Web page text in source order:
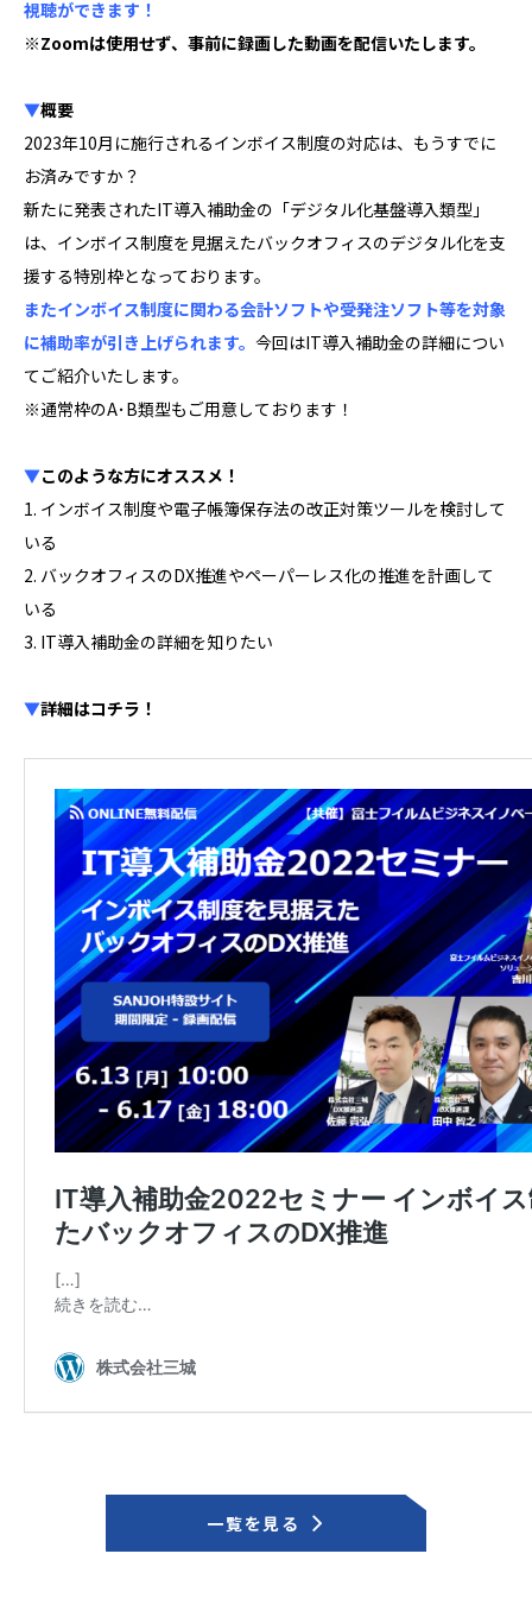
視聴ができます！
※Zoomは使用せず、事前に録画した動画を配信いたします。
▼概要
2023年10月に施行されるインボイス制度の対応は、もうすでに
お済みですか？
新たに発表されたIT導入補助金の「デジタル化基盤導入類型」
は、インボイス制度を見据えたバックオフィスのデジタル化を支
援する特別枠となっております。
またインボイス制度に関わる会計ソフトや受発注ソフト等を対象
に補助率が引き上げられます。 今回はIT導入補助金の詳細につい
てご紹介いたします。
※通常枠のA･B類型もご用意しております！
▼このような方にオススメ！
1. インボイス制度や電子帳簿保存法の改正対策ツールを検討して
いる
2. バックオフィスのDX推進やペーパーレス化の推進を計画して
いる
3. IT導入補助金の詳細を知りたい
▼詳細はコチラ！
一覧を見る